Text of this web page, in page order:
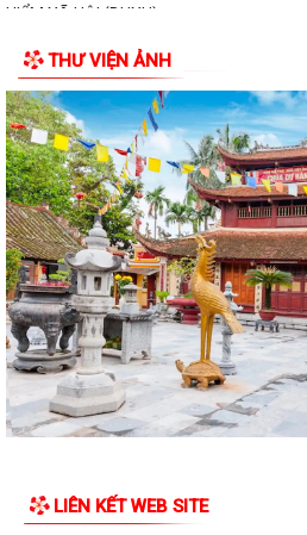
HIỂM XÃ HỘI (BHXH)
Xã Trường Tân tăng cường phân loại
thúc đẩy chuyển đổi xanh
Phát huy sức mạnh toàn xã hội trong
khi sinh
Tăng cường quản lý điểm kinh doanh
cháy tại các chợ
Tăng cường quản lý thuốc bảo vệ thực
nông nghiệp
Sở Giáo dục và Đào tạo Hải Phòng
các điều kiện cho năm học...
Đảng bộ xã Trường Tân học tập, quán
Xã Trường Tân triển khai thực hiện
THƯ VIỆN ẢNH
LIÊN KẾT WEB SITE